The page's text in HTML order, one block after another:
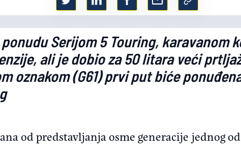
Serijom 5 Touring, karavanom
ali je dobio za 50 litara veći
oznakom (G61) prvi put biće
od predstavljanja osme generacije jednog